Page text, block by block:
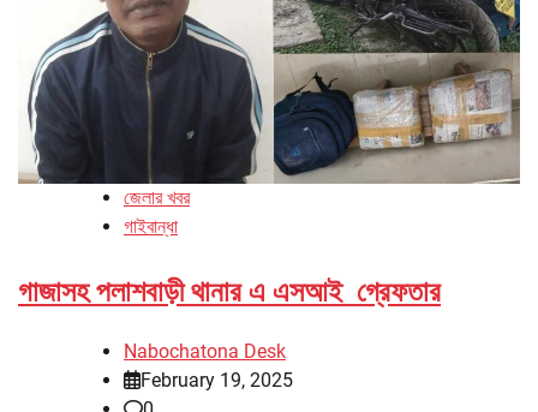
জেলার খবর
গাইবান্ধা
গাজাসহ পলাশবাড়ী থানার এ এসআই গ্রেফতার
Nabochatona Desk
February 19, 2025